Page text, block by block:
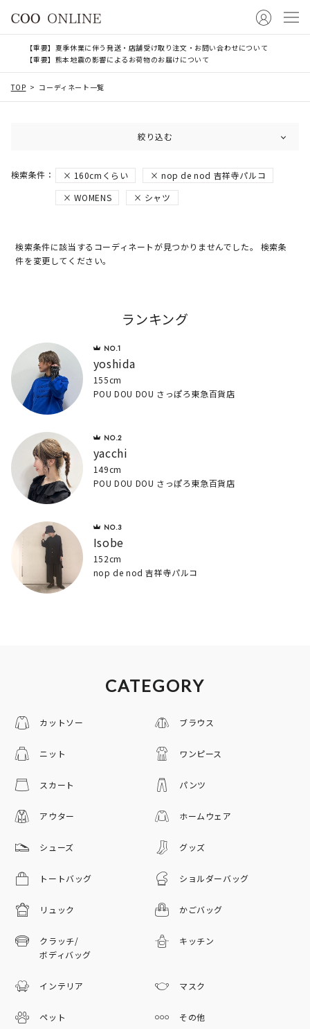
【重要】夏季休業に伴う発送・店舗受け取り注文・お問い合わせについて
【重要】熊本地震の影響によるお荷物のお届けについて
TOP コーディネート一覧
絞り込む
160cmくらい
nop de nod 吉祥寺パルコ
WOMENS
シャツ
検索条件に該当するコーディネートが見つかりませんでした。 検索条
件を変更してください。
ランキング
yoshida
155cm
POU DOU DOU さっぽろ東急百貨店
yacchi
149cm
POU DOU DOU さっぽろ東急百貨店
Isobe
152cm
nop de nod 吉祥寺パルコ
CATEGORY
カットソー ブラウス
ニット ワンピース
スカート パンツ
アウター ホームウェア
シューズ グッズ
トートバッグ ショルダーバッグ
リュック かごバッグ
クラッチ/
ボディバッグ
キッチン
インテリア マスク
ペット その他